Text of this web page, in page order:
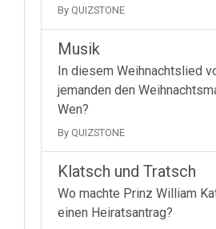
By QUIZSTONE
Musik
In diesem Weihnachtslied
jemanden den
Wen?
By QUIZSTONE
Klatsch und Tratsch
Wo machte Prinz William
einen Heiratsantrag?